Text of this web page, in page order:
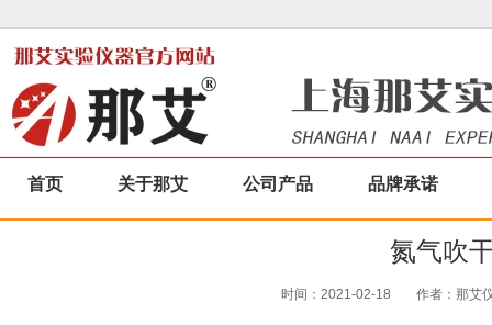
首页 关于那艾 公司产品 品牌承诺
氮气吹
时间：2021-02-18 作者：那艾